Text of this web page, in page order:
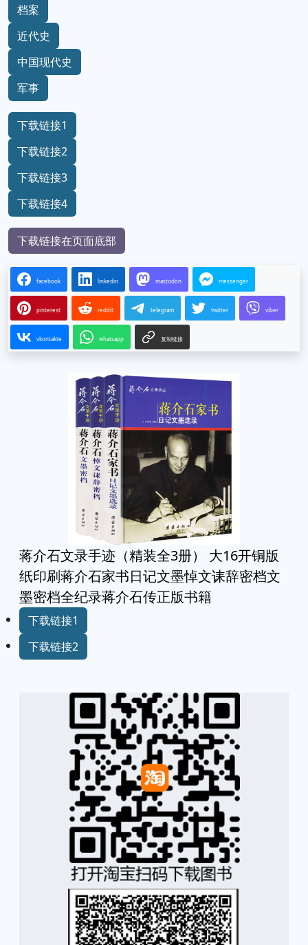
档案
近代史
中国现代史
军事
下载链接1
下载链接2
下载链接3
下载链接4
下载链接在页面底部
facebook linkedin mastodon messenger
pinterest reddit telegram twitter viber
vkontakte whatsapp 复制链接
蒋介石文录手迹（精装全3册） 大16开铜版
纸印刷蒋介石家书日记文墨悼文诔辞密档文
墨密档全纪录蒋介石传正版书籍
下载链接1
下载链接2